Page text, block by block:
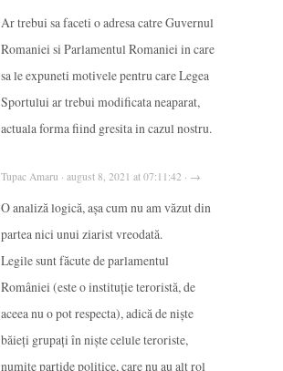
Ar trebui sa faceti o adresa catre Guvernul
Romaniei si Parlamentul Romaniei in care
sa le expuneti motivele pentru care Legea
Sportului ar trebui modificata neaparat,
actuala forma fiind gresita in cazul nostru.
Tupac Amaru · august 8, 2021 at 07:11:42 · →
O analiză logică, așa cum nu am văzut din
partea nici unui ziarist vreodată.
Legile sunt făcute de parlamentul
României (este o instituție teroristă, de
aceea nu o pot respecta), adică de niște
băieți grupați în niște celule teroriste,
numite partide politice, care nu au alt rol